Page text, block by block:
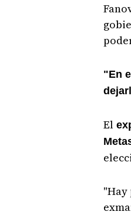
"En
El
"Hay